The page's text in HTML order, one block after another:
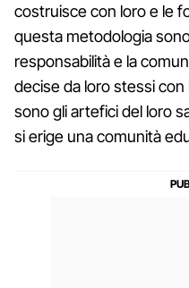
costruisce con loro e le
questa metodologia
responsabilità e la
decise da loro stessi
sono gli artefici del loro
si erige una comunità